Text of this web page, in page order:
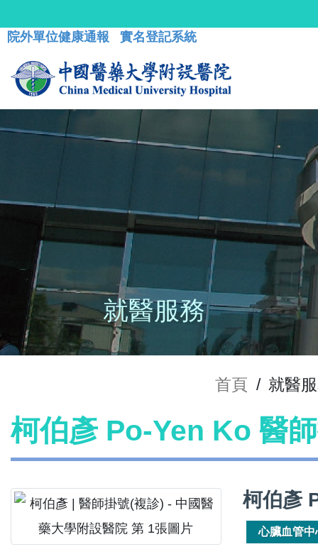
院外單位健康通報 實名登記系統
就醫服務
首頁 / 就醫
柯伯彥 Po-Yen Ko 醫
柯伯彥
心臟血管中